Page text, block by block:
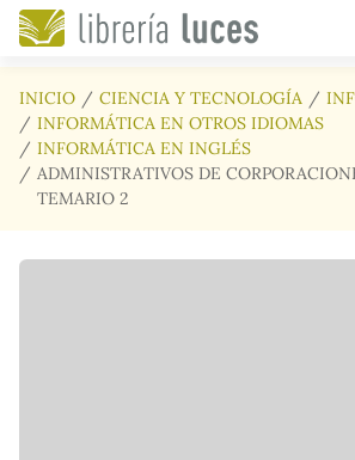
Saltar al contenido principal
INICIO CIENCIA Y TECNOLOGÍA
INFORMÁTICA EN OTROS IDIOMAS
INFORMÁTICA EN INGLÉS
ADMINISTRATIVOS DE
TEMARIO 2